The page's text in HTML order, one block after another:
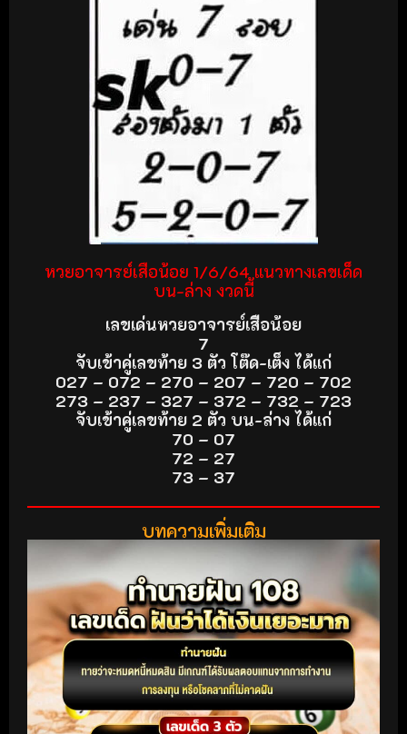
หวยอาจารย์เสือน้อย 1/6/64 แนวทางเลขเด็ด
บน-ล่าง งวดนี้
เลขเด่นหวยอาจารย์เสือน้อย
7
จับเข้าคู่เลขท้าย 3 ตัว โต๊ด-เต็ง ได้แก่
027 – 072 – 270 – 207 – 720 – 702
273 – 237 – 327 – 372 – 732 – 723
จับเข้าคู่เลขท้าย 2 ตัว บน-ล่าง ได้แก่
70 – 07
72 – 27
73 – 37
บทความเพิ่มเติม